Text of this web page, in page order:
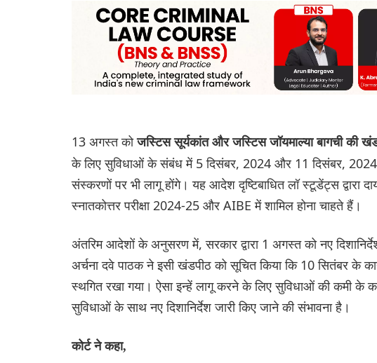
13 अगस्त कोजस्टिस सूर्यकांत और जस्टिस जॉयमाल्या बागची की
के लिए सुविधाओं के संबंध में 5 दिसंबर, 2024 और 11 दिसंबर, 2024
संस्करणों पर भी लागू होंगे। यह आदेश दृष्टिबाधित लॉ स्टूडेंट्स द्वारा
स्नातकोत्तर परीक्षा 2024-25 और AIBE में शामिल होना चाहते हैं।
अंतरिम आदेशों के अनुसरण में, सरकार द्वारा 1 अगस्त को नए
अर्चना दवे पाठक ने इसी खंडपीठ को सूचित किया कि 10 सितंबर के
स्थगित रखा गया। ऐसा इन्हें लागू करने के लिए सुविधाओं की कमी के
सुविधाओं के साथ नए दिशानिर्देश जारी किए जाने की संभावना है।
कोर्ट ने कहा,